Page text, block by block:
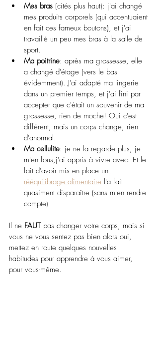
Mes bras (cités plus haut): j'ai changé
mes produits corporels (qui accentuaient
en fait ces fameux boutons), et j'ai
travaillé un peu mes bras à la salle de
sport.
Ma poitrine: après ma grossesse, elle
a changé d'étage (vers le bas
évidemment). J'ai adapté ma lingerie
dans un premier temps, et j'ai fini par
accepter que c'était un souvenir de ma
grossesse, rien de moche! Oui c'est
différent, mais un corps change, rien
d'anormal.
Ma cellulite: je ne la regarde plus, je
m'en fous,j'ai appris à vivre avec. Et le
fait d'avoir mis en place un
rééquilibrage alimentaire l'a fait
quasiment disparaître (sans m'en rendre
compte)
Il ne FAUT pas changer votre corps, mais si
vous ne vous sentez pas bien alors oui,
mettez en route quelques nouvelles
habitudes pour apprendre à vous aimer,
pour vous-même.